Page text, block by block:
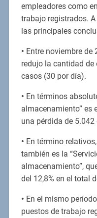
empleadores como
trabajo registrados.
las principales
• Entre noviembre de
redujo la cantidad de
casos (30 por día).
• En términos
almacenamiento” es
una pérdida de 5.042
• En término
también es la
almacenamiento”,
del 12,8% en el total
• En el mismo
puestos de trabajo